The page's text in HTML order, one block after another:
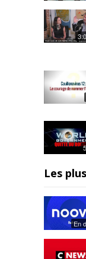
Les
En